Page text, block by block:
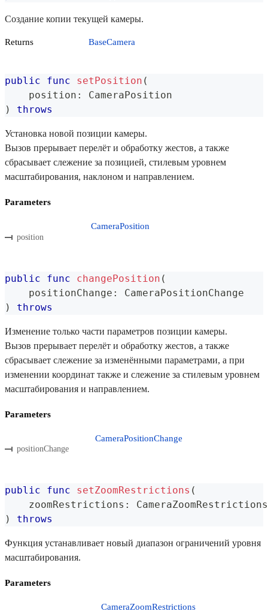
Создание копии текущей камеры.
Returns BaseCamera
public func setPosition (
    position
:
CameraPosition
)
throws
Установка новой позиции камеры.
Вызов прерывает перелёт и обработку жестов, а также
сбрасывает слежение за позицией, стилевым уровнем
масштабирования, наклоном и направлением.
Parameters
position
CameraPosition
public func changePosition (
    positionChange
:
CameraPositionChange
)
throws
Изменение только части параметров позиции камеры.
Вызов прерывает перелёт и обработку жестов, а также
сбрасывает слежение за изменёнными параметрами, а при
изменении координат также и слежение за стилевым уровнем
масштабирования и направлением.
Parameters
positionChange
CameraPositionChange
public func setZoomRestrictions (
    zoomRestrictions
:
CameraZoomRestrictions
)
throws
Функция устанавливает новый диапазон ограничений уровня
масштабирования.
Parameters
CameraZoomRestrictions